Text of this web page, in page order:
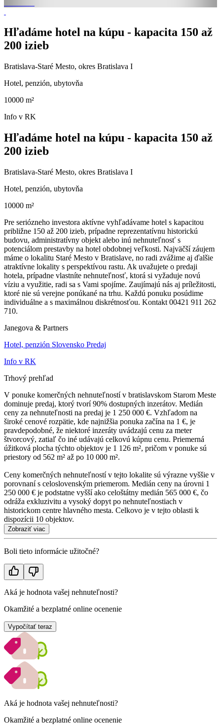
Hľadáme hotel na kúpu - kapacita 150 až
200 izieb
Bratislava-Staré Mesto, okres Bratislava I
Hotel, penzión, ubytovňa
10000 m²
Info v RK
Hľadáme hotel na kúpu - kapacita 150 až
200 izieb
Bratislava-Staré Mesto, okres Bratislava I
Hotel, penzión, ubytovňa
10000 m²
Pre seriózneho investora aktívne vyhľadávame hotel s kapacitou
približne 150 až 200 izieb, prípadne reprezentatívnu historickú
budovu, administratívny objekt alebo inú nehnuteľnosť s
potenciálom prestavby na hotel obdobnej veľkosti. Najväčší záujem
máme o lokalitu Staré Mesto v Bratislave, no radi zvážime aj ďalšie
atraktívne lokality s perspektívou rastu. Ak uvažujete o predaji
hotela, prípadne vlastníte nehnuteľnosť, ktorá si vyžaduje novú
víziu a využitie, radi sa s Vami spojíme. Zaujímajú nás aj príležitosti,
ktoré nie sú verejne ponúkané na trhu. Každú ponuku posúdime
individuálne a s maximálnou diskrétnosťou. Kontakt 00421 911 262
710.
Janegova & Partners
Hotel, penzión Slovensko Predaj
Info v RK
Trhový prehľad
V ponuke komerčných nehnuteľností v bratislavskom Starom Meste
dominuje predaj, ktorý tvorí 90% dostupných inzerátov. Medián
ceny za nehnuteľnosti na predaj je 1 250 000 €. Vzhľadom na
široké cenové rozpätie, kde najnižšia ponuka začína na 1 €, je
pravdepodobné, že niektoré inzeráty uvádzajú cenu za meter
štvorcový, zatiaľ čo iné udávajú celkovú kúpnu cenu. Priemerná
úžitková plocha týchto objektov je 1 126 m², pričom v ponuke sú
priestory od 562 m² až po 10 000 m².
Ceny komerčných nehnuteľností v tejto lokalite sú výrazne vyššie v
porovnaní s celoslovenským priemerom. Medián ceny na úrovni 1
250 000 € je podstatne vyšší ako celoštátny medián 565 000 €, čo
odráža exkluzivitu a vysoký dopyt po nehnuteľnostiach v
historickom centre hlavného mesta. Celkovo je v tejto oblasti k
dispozícii 10 objektov.
Zobraziť viac
Boli tieto informácie užitočné?
Aká je hodnota vašej nehnuteľnosti?
Okamžité a bezplatné online ocenenie
Vypočítať teraz
Aká je hodnota vašej nehnuteľnosti?
Okamžité a bezplatné online ocenenie